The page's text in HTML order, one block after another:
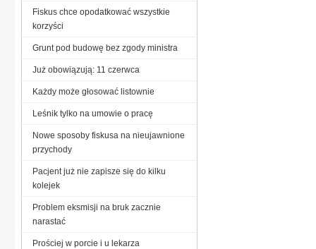
Fiskus chce opodatkować wszystkie
korzyści
Grunt pod budowę bez zgody ministra
Już obowiązują: 11 czerwca
Każdy może głosować listownie
Leśnik tylko na umowie o pracę
Nowe sposoby fiskusa na nieujawnione
przychody
Pacjent już nie zapisze się do kilku
kolejek
Problem eksmisji na bruk zacznie
narastać
Prościej w porcie i u lekarza